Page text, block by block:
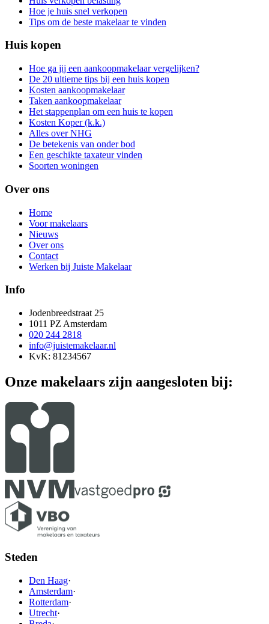
Hoe je huis snel verkopen
Tips om de beste makelaar te vinden
Huis kopen
Hoe ga jij een aankoopmakelaar vergelijken?
De 20 ultieme tips bij een huis kopen
Kosten aankoopmakelaar
Taken aankoopmakelaar
Het stappenplan om een huis te kopen
Kosten Koper (k.k.)
Alles over NHG
De betekenis van onder bod
Een geschikte taxateur vinden
Soorten woningen
Over ons
Home
Voor makelaars
Nieuws
Over ons
Contact
Werken bij Juiste Makelaar
Info
Jodenbreedstraat 25
1011 PZ Amsterdam
020 244 2818
info@juistemakelaar.nl
KvK: 81234567
Onze makelaars zijn aangesloten bij:
Steden
Den Haag·
Amsterdam·
Rotterdam·
Utrecht·